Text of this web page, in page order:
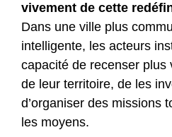
vivement de cette
Dans une ville plus
intelligente, les acteurs
capacité de recenser plus
de leur territoire, de les
d’organiser des missions
les moyens.